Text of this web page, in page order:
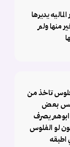
يديرها
منها ولم
فلوس تاخذ من
عكس بعض
يصرف
لو الفلوس
اطبقه